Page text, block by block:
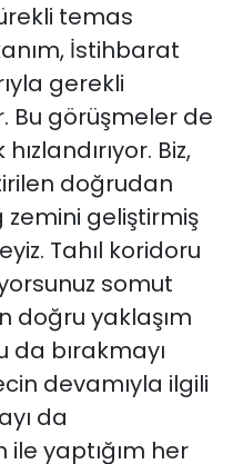
temas
İstihbarat
gerekli
Bu görüşmeler de
Biz,
doğrudan
geliştirmiş
Tahıl koridoru
somut
doğru yaklaşım
da bırakmayı
devamıyla ilgili
da
ile yaptığım her